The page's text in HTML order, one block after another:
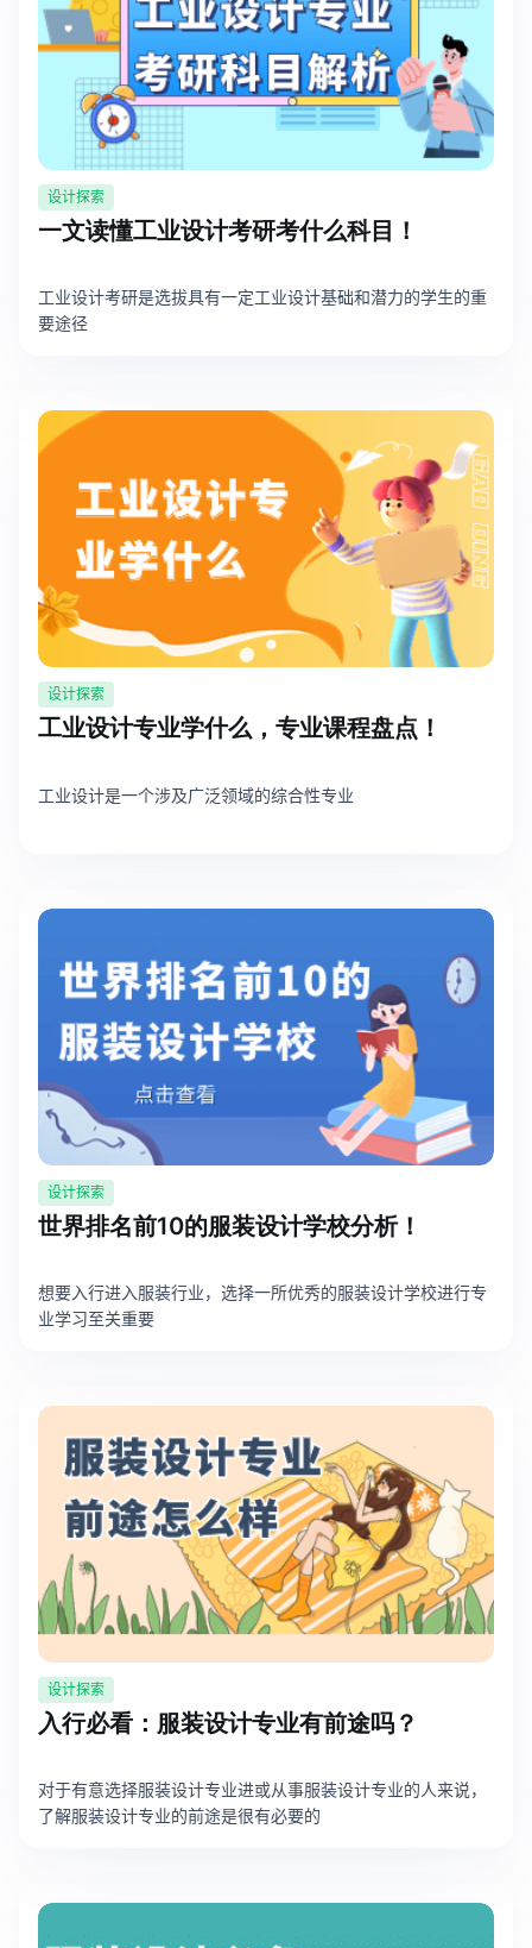
设计探索
一文读懂工业设计考研考什么科目！
工业设计考研是选拔具有一定工业设计基础和潜力的学生的重
要途径
设计探索
工业设计专业学什么，专业课程盘点！
工业设计是一个涉及广泛领域的综合性专业
设计探索
世界排名前10的服装设计学校分析！
想要入行进入服装行业，选择一所优秀的服装设计学校进行专
业学习至关重要
设计探索
入行必看：服装设计专业有前途吗？
对于有意选择服装设计专业进或从事服装设计专业的人来说，
了解服装设计专业的前途是很有必要的